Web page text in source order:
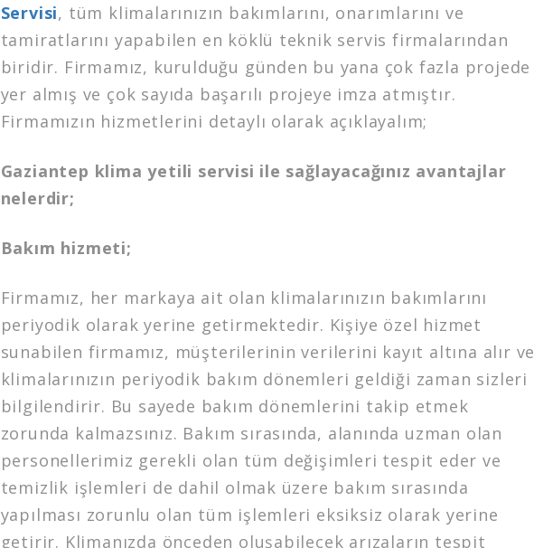
Servisi, tüm klimalarınızın bakımlarını, onarımlarını ve
tamiratlarını yapabilen en köklü teknik servis firmalarından
biridir. Firmamız, kurulduğu günden bu yana çok fazla projede
yer almış ve çok sayıda başarılı projeye imza atmıştır.
Firmamızın hizmetlerini detaylı olarak açıklayalım;
Gaziantep klima yetili servisi ile sağlayacağınız avantajlar
nelerdir;
Bakım hizmeti;
Firmamız, her markaya ait olan klimalarınızın bakımlarını
periyodik olarak yerine getirmektedir. Kişiye özel hizmet
sunabilen firmamız, müşterilerinin verilerini kayıt altına alır ve
klimalarınızın periyodik bakım dönemleri geldiği zaman sizleri
bilgilendirir. Bu sayede bakım dönemlerini takip etmek
zorunda kalmazsınız. Bakım sırasında, alanında uzman olan
personellerimiz gerekli olan tüm değişimleri tespit eder ve
temizlik işlemleri de dahil olmak üzere bakım sırasında
yapılması zorunlu olan tüm işlemleri eksiksiz olarak yerine
getirir. Klimanızda önceden oluşabilecek arızaların tespit